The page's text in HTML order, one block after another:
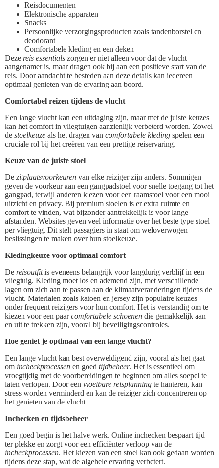
Reisdocumenten
Elektronische apparaten
Snacks
Persoonlijke verzorgingsproducten zoals tandenborstel en
deodorant
Comfortabele kleding en een deken
Deze reis essentials zorgen er niet alleen voor dat de vlucht
aangenamer is, maar dragen ook bij aan een positieve start van de
reis. Door aandacht te besteden aan deze details kan iedereen
optimaal genieten van de ervaring aan boord.
Comfortabel reizen tijdens de vlucht
Een lange vlucht kan een uitdaging zijn, maar met de juiste keuzes
kan het comfort in vliegtuigen aanzienlijk verbeterd worden. Zowel
de stoelkeuze als het dragen van comfortabele kleding spelen een
cruciale rol bij het creëren van een prettige reiservaring.
Keuze van de juiste stoel
De zitplaatsvoorkeuren van elke reiziger zijn anders. Sommigen
geven de voorkeur aan een gangpadstoel voor snelle toegang tot het
gangpad, terwijl anderen kiezen voor een raamstoel voor een mooi
uitzicht en privacy. Bij premium stoelen is er extra ruimte en
comfort te vinden, wat bijzonder aantrekkelijk is voor lange
afstanden. Websites geven veel informatie over het beste type stoel
per vliegtuig. Dit stelt passagiers in staat om weloverwogen
beslissingen te maken over hun stoelkeuze.
Kledingkeuze voor optimaal comfort
De reisoutfitis eveneens belangrijk voor langdurig verblijf in een
vliegtuig. Kleding moet los en ademend zijn, met verschillende
lagen om zich aan te passen aan de klimaatveranderingen tijdens de
vlucht. Materialen zoals katoen en jersey zijn populaire keuzes
onder frequent reizigers voor hun comfort. Het is verstandig om te
kiezen voor een paarcomfortabele schoenen die gemakkelijk aan
en uit te trekken zijn, vooral bij beveiligingscontroles.
Hoe geniet je optimaal van een lange vlucht?
Een lange vlucht kan best overweldigend zijn, vooral als het gaat
om incheckprocessen en goed tijdbeheer. Het is essentieel om
vroegtijdig met de voorbereidingen te beginnen om alles soepel te
laten verlopen. Door een vloeibare reisplanning te hanteren, kan
stress worden verminderd en kan de reiziger zich concentreren op
het genieten van de vlucht.
Inchecken en tijdsbeheer
Een goed begin is het halve werk. Online inchecken bespaart tijd
ter plekke en zorgt voor een efficiënter verloop van de
incheckprocessen. Het kiezen van een stoel kan ook gedaan worden
tijdens deze stap, wat de algehele ervaring verbetert.